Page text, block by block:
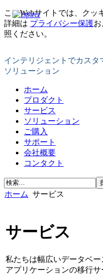
このWebサイトでは、ク
詳細は プライバシー保護
照ください。
インテリジェントでカス
ソリューション
ホーム
プロダクト
サービス
ソリューション
ご購入
サポート
会社概要
コンタクト
ホーム サービス
サービス
私たちは幅広いデータベー
アプリケーションの移行サ